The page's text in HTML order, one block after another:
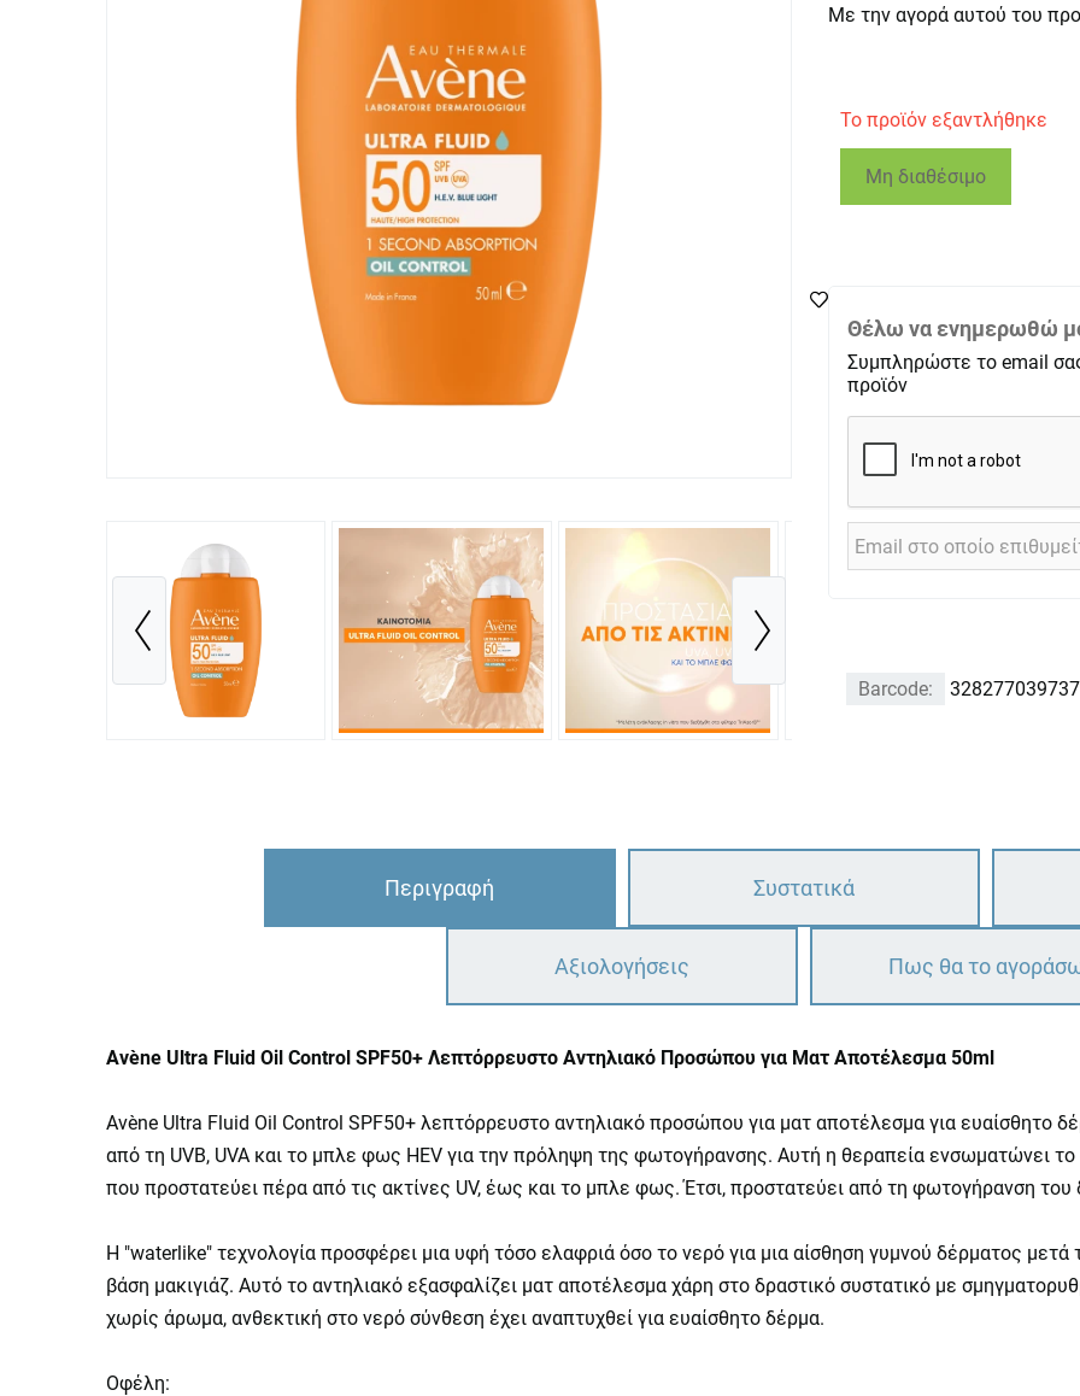
Με την αγορά αυτού του
Το προϊόν εξαντλήθηκε
Μη διαθέσιμο
Θέλω να ενημερωθώ
Συμπληρώστε το email
προϊόν
Barcode:
Περιγραφή Συστατικά
Αξιολογήσεις Πως θα το
Avène Ultra Fluid Οil Control SPF50+ Λεπτόρρευστο Αντηλιακό Προσώπου για Ματ Αποτέλεσμα 50ml
Avène Ultra Fluid Οil Control SPF50+ λεπτόρρευστο αντηλιακό προσώπου για ματ αποτέλεσμα για ευαίσθητο
από τη UVB, UVA και το μπλε φως HEV για την πρόληψη της φωτογήρανσης. Αυτή η θεραπεία ενσωματώνει
που προστατεύει πέρα ​​από τις ακτίνες UV, έως και το μπλε φως. Έτσι, προστατεύει από τη φωτογήρανση του
Η "waterlike" τεχνολογία προσφέρει μια υφή τόσο ελαφριά όσο το νερό για μια αίσθηση γυμνού δέρματος μετά
βάση μακιγιάζ. Αυτό το αντηλιακό εξασφαλίζει ματ αποτέλεσμα χάρη στο δραστικό συστατικό με
χωρίς άρωμα, ανθεκτική στο νερό σύνθεση έχει αναπτυχθεί για ευαίσθητο δέρμα.
Οφέλη: